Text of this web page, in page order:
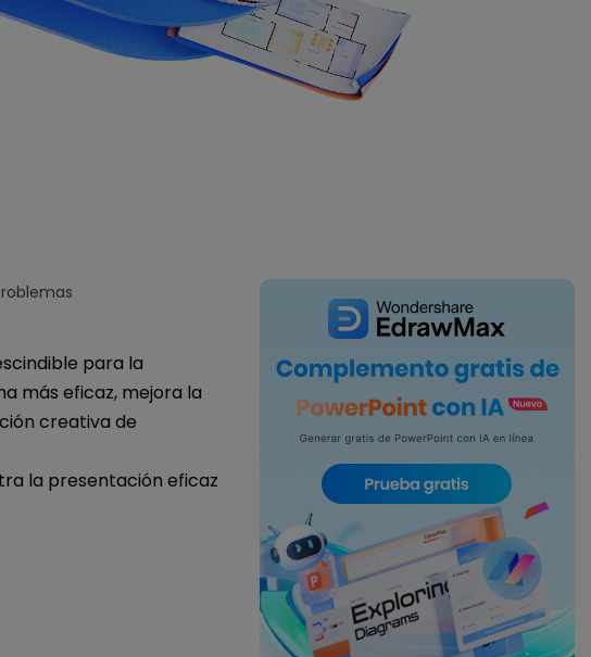
IA de EdrawMind
Creador de IA para
mapa mental.
para la
más eficaz, mejora la
creativa de
la presentación eficaz